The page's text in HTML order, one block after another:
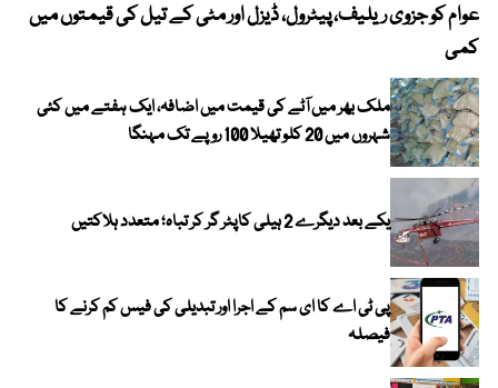
عوام کو جزوی ریلیف، پیٹرول، ڈیزل اور مٹی کے تیل کی قیمتوں میں
کمی
ملک بھر میں آٹے کی قیمت میں اضافہ، ایک ہفتے میں کئی
شہروں میں 20 کلو تھیلا 100 روپے تک مہنگا
یکے بعد دیگرے 2 ہیلی کاپٹر گر کر تباہ؛ متعدد ہلاکتیں
پی ٹی اے کا ای سم کے اجرا اور تبدیلی کی فیس کم کرنے کا
فیصلہ